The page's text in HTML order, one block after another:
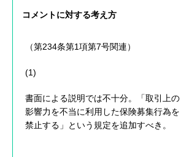
コメントに対する考え方
（第234条第1項第7号関連）
(1)
書面による説明では不十分。「取引上の
影響力を不当に利用した保険募集行為を
禁止する」という規定を追加すべき。